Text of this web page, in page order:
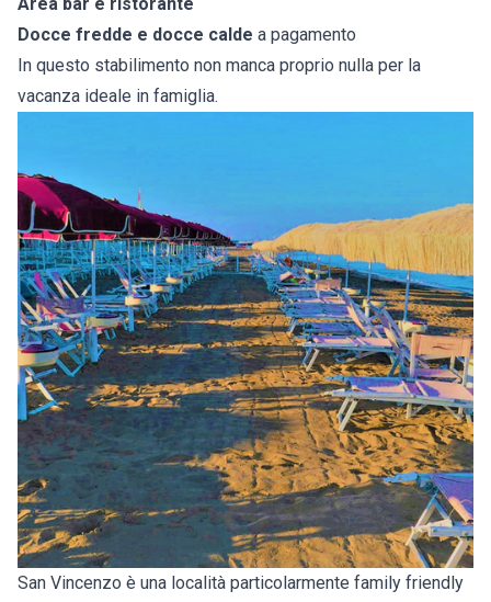
Area bar e ristorante
Docce fredde e docce calde a pagamento
In questo stabilimento non manca proprio nulla per la
vacanza ideale in famiglia.
San Vincenzo è una località particolarmente family friendly